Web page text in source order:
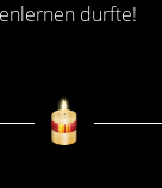
durfte!